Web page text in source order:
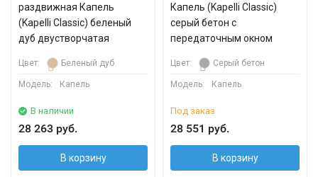
раздвижная Капель
(Kapelli Classic) беленый
дуб двустворчатая
Цвет: Беленый дуб
Модель: Капель
В наличии
28 263 руб.
В корзину
Капель (Kapelli Classic)
серый бетон с
передаточным окном
Цвет: Серый бетон
Модель: Капель
Под заказ
28 551 руб.
В корзину